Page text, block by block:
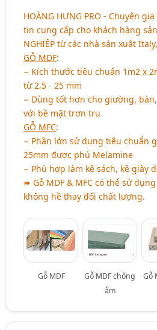
HOÀNG HƯNG PRO - Chuyên
tin cung cấp cho khách hàng
NGHIỆP từ các nhà sản xuất
GỖ MDF:
− Kích thước tiêu chuẩn 1m2 x
từ 2,5 - 25 mm
− Dùng tốt hơn cho giường,
với bề mặt trơn tru
GỖ MFC:
− Phần lớn sử dụng tiêu chuẩn
25mm được phủ Melamine
− Phù hợp làm kệ sách, kệ giày
➠ Gỗ MDF & MFC có thể sử
không hề thay đổi chất lượng.
Gỗ MDF
Gỗ MDF chống
ẩm
Gỗ